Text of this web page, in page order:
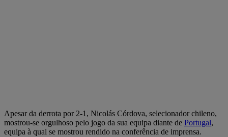
Apesar da derrota por 2-1, Nicolás Córdova, selecionador chileno,
mostrou-se orgulhoso pelo jogo da sua equipa diante de Portugal,
equipa à qual se mostrou rendido na conferência de imprensa.